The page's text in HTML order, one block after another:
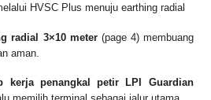
HVSC Plus menuju earthing radial
radial 3×10 meter(page 4) membuang
aman.
kerja penangkal petir LPI Guardian